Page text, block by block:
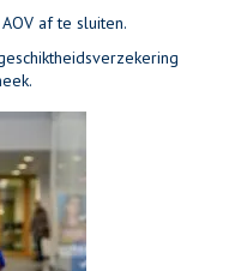
af te sluiten.